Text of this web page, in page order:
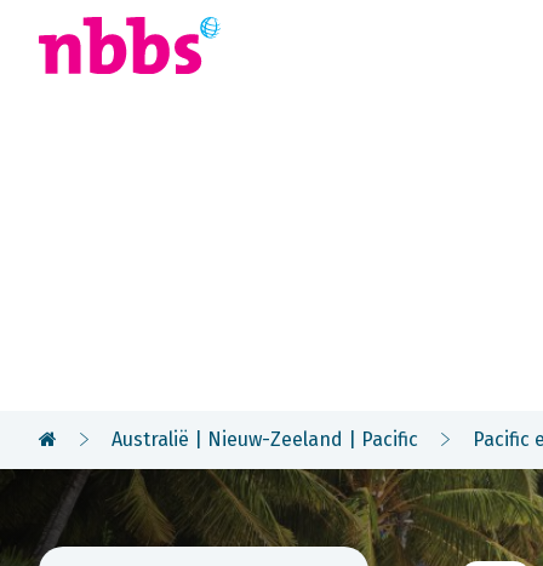
Australië | Nieuw-Zeeland | Pacific Pacific